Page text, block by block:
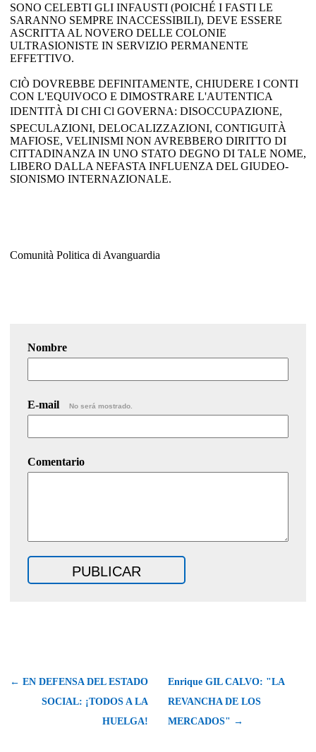
SONO CELEBTI GLI INFAUSTI (POICHÉ I FASTI LE
SARANNO SEMPRE INACCESSIBILI), DEVE ESSERE
ASCRITTA AL NOVERO DELLE COLONIE
ULTRASIONISTE IN SERVIZIO PERMANENTE
EFFETTIVO.
CIÒ DOVREBBE DEFINITAMENTE, CHIUDERE I CONTI
CON L'EQUIVOCO E DIMOSTRARE L'AUTENTICA
IDENTITÀ DI CHI Cl GOVERNA: DISOCCUPAZIONE,
SPECULAZIONI, DELOCALIZZAZIONI, CONTIGUITÀ
MAFIOSE, VELINISMI NON AVREBBERO DIRITTO DI
CITTADINANZA IN UNO STATO DEGNO DI TALE NOME,
LIBERO DALLA NEFASTA INFLUENZA DEL GIUDEO-
SIONISMO INTERNAZIONALE.
Comunità Politica di Avanguardia
Nombre
E-mail No será mostrado.
Comentario
← EN DEFENSA DEL ESTADO
SOCIAL: ¡TODOS A LA
HUELGA!
Enrique GIL CALVO: "LA
REVANCHA DE LOS
MERCADOS" →